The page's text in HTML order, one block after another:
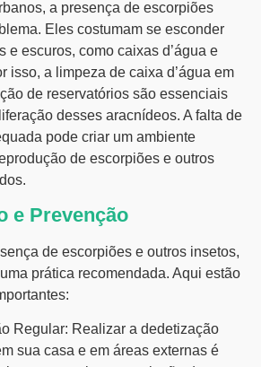
a presença de escorpiões
Eles costumam se esconder
e escuros, como caixas d’água e
isso, a limpeza de caixa d’água em
de reservatórios são essenciais
desses aracnídeos. A falta de
pode criar um ambiente
de escorpiões e outros
e Prevenção
de escorpiões e outros insetos,
prática recomendada. Aqui estão
Regular: Realizar a dedetização
sua casa e em áreas externas é